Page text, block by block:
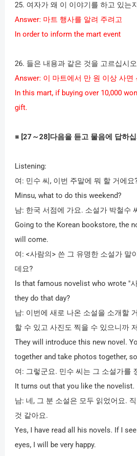
25. 여자가 왜 이 이야기를 하고 있는
Answer: 마트 행사를 알려 주려고
In order to inform the mart event
26. 들은 내용과 같은 것을 고르십시오
Answer: 이 마트에서 만 원 이상 사면
In this mart, if buying over 10,000
gift.
※ [27 ～28] 다음을 듣고 물음에 답하
Listening:
여 : 민수 씨 , 이번 주말에 뭐 할 거에요
Minsu, what to do this weekend?
남: 한국 서점에 가요. 소설가 박철수
Going to the Korean bookstore, the
will come.
여 : <사람의 > 쓴 그 유명한 소설가 말
데요?
Is that famous novelist who wrote "
they do that day?
남: 이번에 새로 나온 소설을 소개할
할 수 있고 사진도 찍을 수 있으니까
They will introduce this new novel.
together and take photos together,
여 : 그렇군요. 민수 씨는 그 소설가를
It turns out that you like the novelist.
남: 네 , 그 분 소설은 모두 읽었어요.
것 같아요.
Yes, I have read all his novels. If I
eyes, I will be very happy.